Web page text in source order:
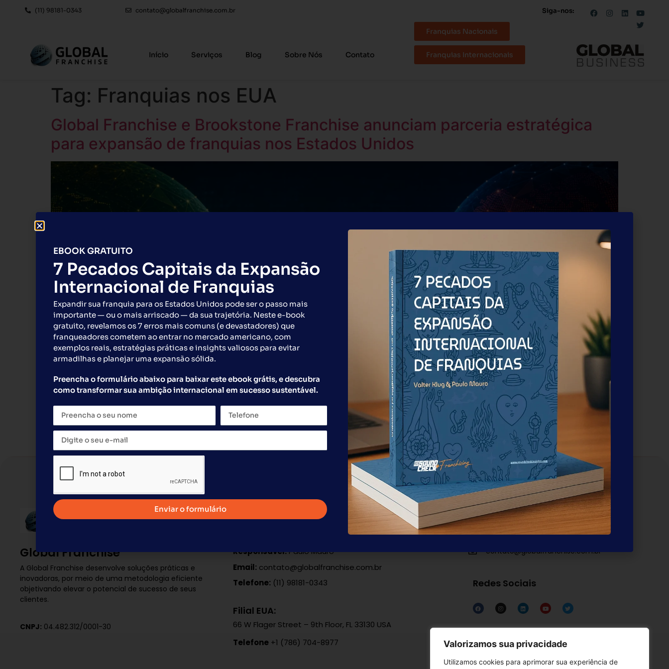
Valorizamos sua privacidade
Utilizamos cookies para aprimorar sua experiência de
(11) 98181-0343 contato@globalfranchise.com.br Siga-nos:
Início Serviços Blog Sobre Nós Contato
Franquias Nacionais
Franquias Internacionais
Tag: Franquias nos EUA
Global Franchise e Brookstone Franchise anunciam parceria estratégica
para expansão de franquias nos Estados Unidos
São Paulo / Miami / Atlanta / Orlando — A Global Franchise e a Brookstone Franchise anunciam uma parceria estratégica para oferecer uma solução
integrada de desenvolvimento, implantação, operação e expansão de franquias nos Estados Unidos, reunindo em um único ecossistema serviços que
vão do planejamento inicial à inauguração e gestão da unidade franqueada. A […]
Global Franchise
A Global Franchise desenvolve soluções práticas e
inovadoras, por meio de uma metodologia eficiente
objetivando elevar o potencial de sucesso de seus
clientes.
CNPJ: 04.482.312/0001-30
Av.Pres. Juscelino Kubitschek, 1327-4o.and-Itaim Bibi-
Responsável:Paulo Mauro
Email:contato@globalfranchise.com.br
Telefone:(11) 98181-0343
Filial EUA:
66 W Flager Street – 9th Floor, FL 33130 USA
Telefone+1 (786) 704-8977
Atendimento
contato@globalfranchise.com.br
Redes Sociais
Links Úteis
EBOOK GRATUITO
7 Pecados Capitais da Expansão
Internacional de Franquias
Expandir sua franquia para os Estados Unidos pode ser o passo mais
importante — ou o mais arriscado — da sua trajetória. Neste e-book
gratuito, revelamos os 7 erros mais comuns (e devastadores) que
franqueadores cometem ao entrar no mercado americano, com
exemplos reais, estratégias práticas e insights valiosos para evitar
armadilhas e planejar uma expansão sólida.
Preencha o formulário abaixo para baixar este ebook grátis, e descubra
como transformar sua ambição internacional em sucesso sustentável.
Enviar o formulário